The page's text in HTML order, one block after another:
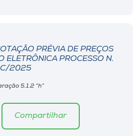
PRÉVIA DE PREÇOS
ELETRÔNICA PROCESSO N.
2025
5.1.2 “h”
Compartilhar